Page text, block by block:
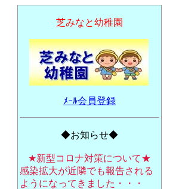
芝みなと幼稚園
ﾒｰﾙ会員登録
◆お知らせ◆
★新型コロナ対策について★
感染拡大が近隣でも報告される
ようになってきました・・・